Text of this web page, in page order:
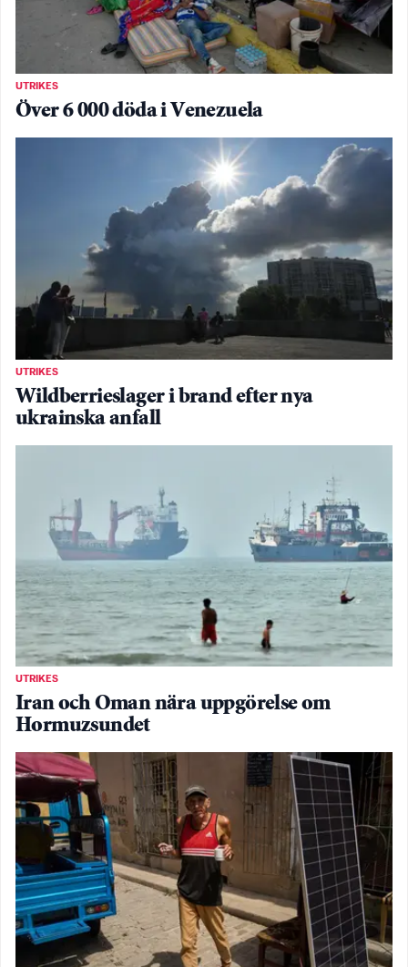
UTRIKES
Över 6 000 döda i Venezuela
UTRIKES
Wildberrieslager i brand efter nya
ukrainska anfall
UTRIKES
Iran och Oman nära uppgörelse om
Hormuzsundet